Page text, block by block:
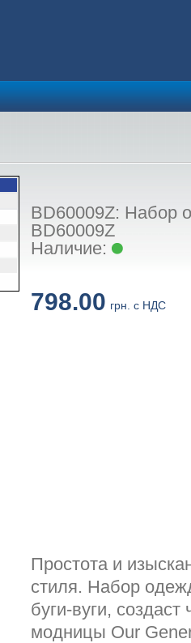
BD60009Z: Набор
BD60009Z
Наличие:
798.00 грн. с НДС
Простота и
стиля. Набор
буги-вуги,
модницы Our